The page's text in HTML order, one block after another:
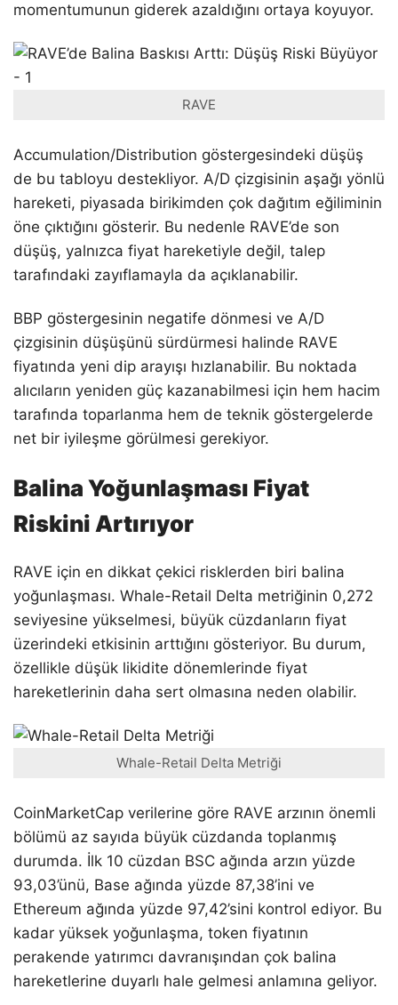
momentumunun giderek azaldığını ortaya koyuyor.
RAVE
Accumulation/Distribution göstergesindeki düşüş
de bu tabloyu destekliyor. A/D çizgisinin aşağı yönlü
hareketi, piyasada birikimden çok dağıtım eğiliminin
öne çıktığını gösterir. Bu nedenle RAVE’de son
düşüş, yalnızca fiyat hareketiyle değil, talep
tarafındaki zayıflamayla da açıklanabilir.
BBP göstergesinin negatife dönmesi ve A/D
çizgisinin düşüşünü sürdürmesi halinde RAVE
fiyatında yeni dip arayışı hızlanabilir. Bu noktada
alıcıların yeniden güç kazanabilmesi için hem hacim
tarafında toparlanma hem de teknik göstergelerde
net bir iyileşme görülmesi gerekiyor.
Balina Yoğunlaşması Fiyat
Riskini Artırıyor
RAVE için en dikkat çekici risklerden biri balina
yoğunlaşması. Whale-Retail Delta metriğinin 0,272
seviyesine yükselmesi, büyük cüzdanların fiyat
üzerindeki etkisinin arttığını gösteriyor. Bu durum,
özellikle düşük likidite dönemlerinde fiyat
hareketlerinin daha sert olmasına neden olabilir.
Whale-Retail Delta Metriği
CoinMarketCap verilerine göre RAVE arzının önemli
bölümü az sayıda büyük cüzdanda toplanmış
durumda. İlk 10 cüzdan BSC ağında arzın yüzde
93,03’ünü, Base ağında yüzde 87,38’ini ve
Ethereum ağında yüzde 97,42’sini kontrol ediyor. Bu
kadar yüksek yoğunlaşma, token fiyatının
perakende yatırımcı davranışından çok balina
hareketlerine duyarlı hale gelmesi anlamına geliyor.